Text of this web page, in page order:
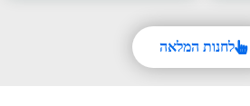
לחנות המלאה